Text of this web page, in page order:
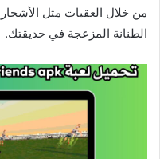
من خلال العقبات مثل
الطنانة المزعجة في حديقتك.